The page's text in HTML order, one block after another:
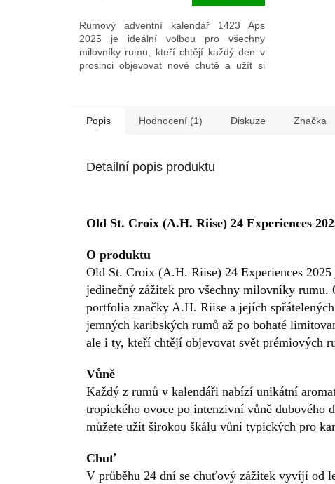
hvězdiček.
Rumový adventní kalendář 1423 Aps
2025 je ideální volbou pro všechny
milovníky rumu, kteří chtějí každý den v
prosinci objevovat nové chutě a užít si
Popis Hodnocení (1) Diskuze Značka
Detailní popis produktu
Old St. Croix (A.H. Riise) 24 Experiences
O produktu
Old St. Croix (A.H. Riise) 24 Experiences
jedinečný zážitek pro všechny milovníky
portfolia značky A.H. Riise a jejích
jemných karibských rumů až po bohaté
ale i ty, kteří chtějí objevovat svět prémiových
Vůně
Každý z rumů v kalendáři nabízí unikátní
tropického ovoce po intenzivní vůně dubového
můžete užít širokou škálu vůní typických pro
Chuť
V průběhu 24 dní se chuťový zážitek vyvíjí od